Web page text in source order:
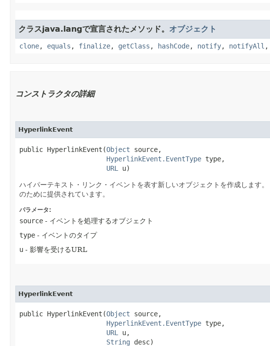
クラスjava.langで宣言されたメソッド。 オブジェクト
clone, equals , finalize, getClass , hashCode, notify, notifyAll ,
コンストラクタの詳細
HyperlinkEvent
public HyperlinkEvent​(Object source,
HyperlinkEvent.EventType type,
URL
u)
ハイパーテキスト・リンク・イベントを表す新しいオブジェクトを作成します。
のために提供されています。
パラメータ:
source - イベントを処理するオブジェクト
type - イベントのタイプ
u - 影響を受けるURL
HyperlinkEvent
public HyperlinkEvent​(Object source,
HyperlinkEvent.EventType type,
URL
u,
String desc)